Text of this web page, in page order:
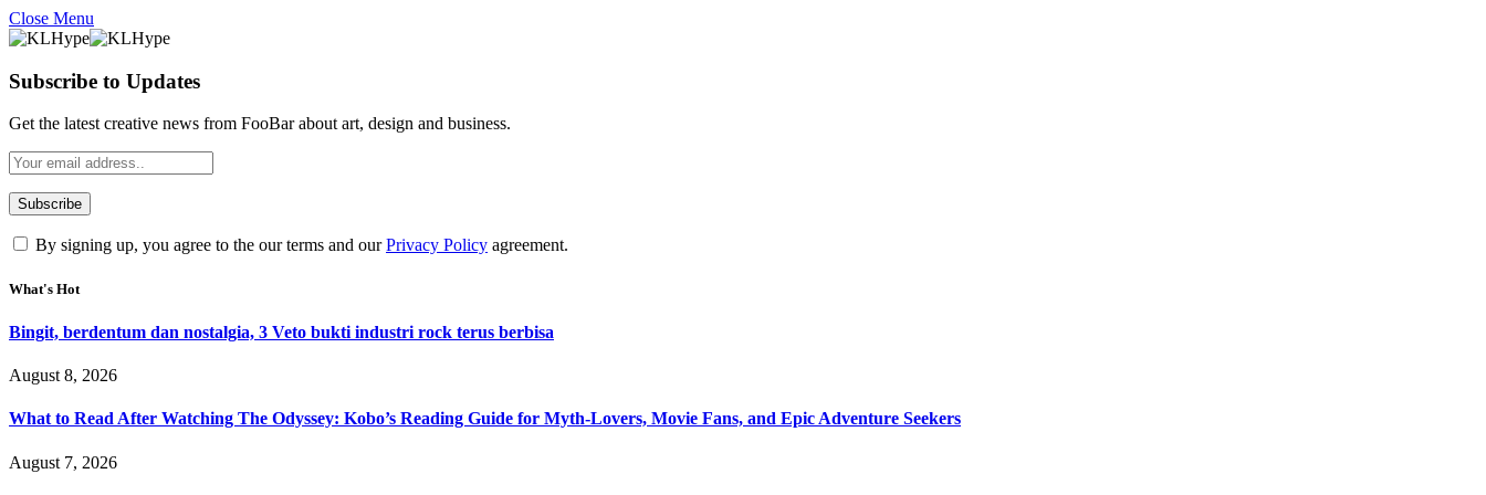
Close Menu
Subscribe to Updates
Get the latest creative news from FooBar about art, design and business.
By signing up, you agree to the our terms and ourPrivacy Policy agreement.
What's Hot
Bingit, berdentum dan nostalgia, 3 Veto bukti industri rock terus berbisa
August 8, 2026
What to Read After Watching The Odyssey: Kobo’s Reading Guide for Myth-Lovers, Movie Fans, and Epic Adventure Seekers
August 7, 2026